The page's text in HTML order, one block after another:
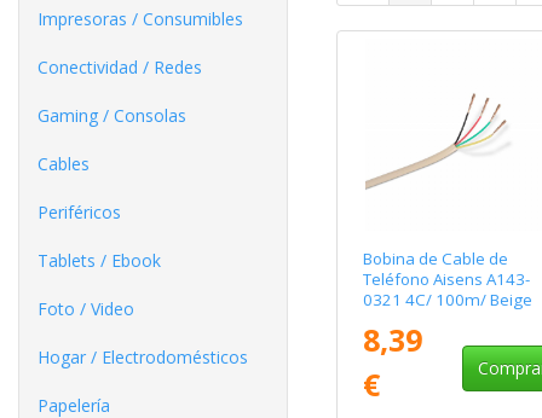
Impresoras / Consumibles
Conectividad / Redes
Gaming / Consolas
Cables
Periféricos
Tablets / Ebook
Foto / Video
Hogar / Electrodomésticos
Papelería
Bobina de Cable de
Teléfono Aisens A143-
0321 4C/ 100m/ Beige
8,39
€